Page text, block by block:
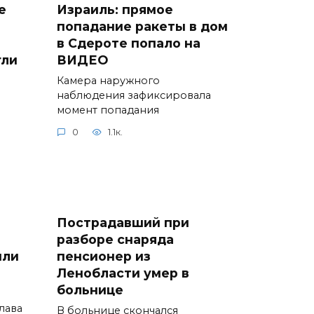
Израиль: прямое
попадание ракеты в дом
в Сдероте попало на
ВИДЕО
Камера наружного
наблюдения зафиксировала
момент попадания
0 1.1к.
Пострадавший при
разборе снаряда
пенсионер из
Ленобласти умер в
больнице
В больнице скончался